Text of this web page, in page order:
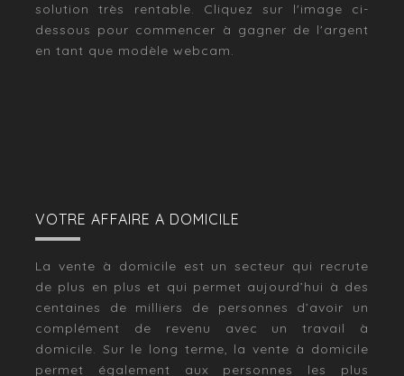
solution très rentable. Cliquez sur l'image ci-
dessous pour commencer à gagner de l'argent
en tant que modèle webcam.
VOTRE AFFAIRE A DOMICILE
La vente à domicile est un secteur qui recrute
de plus en plus et qui permet aujourd’hui à des
centaines de milliers de personnes d’avoir un
complément de revenu avec un travail à
domicile. Sur le long terme, la vente à domicile
permet également aux personnes les plus